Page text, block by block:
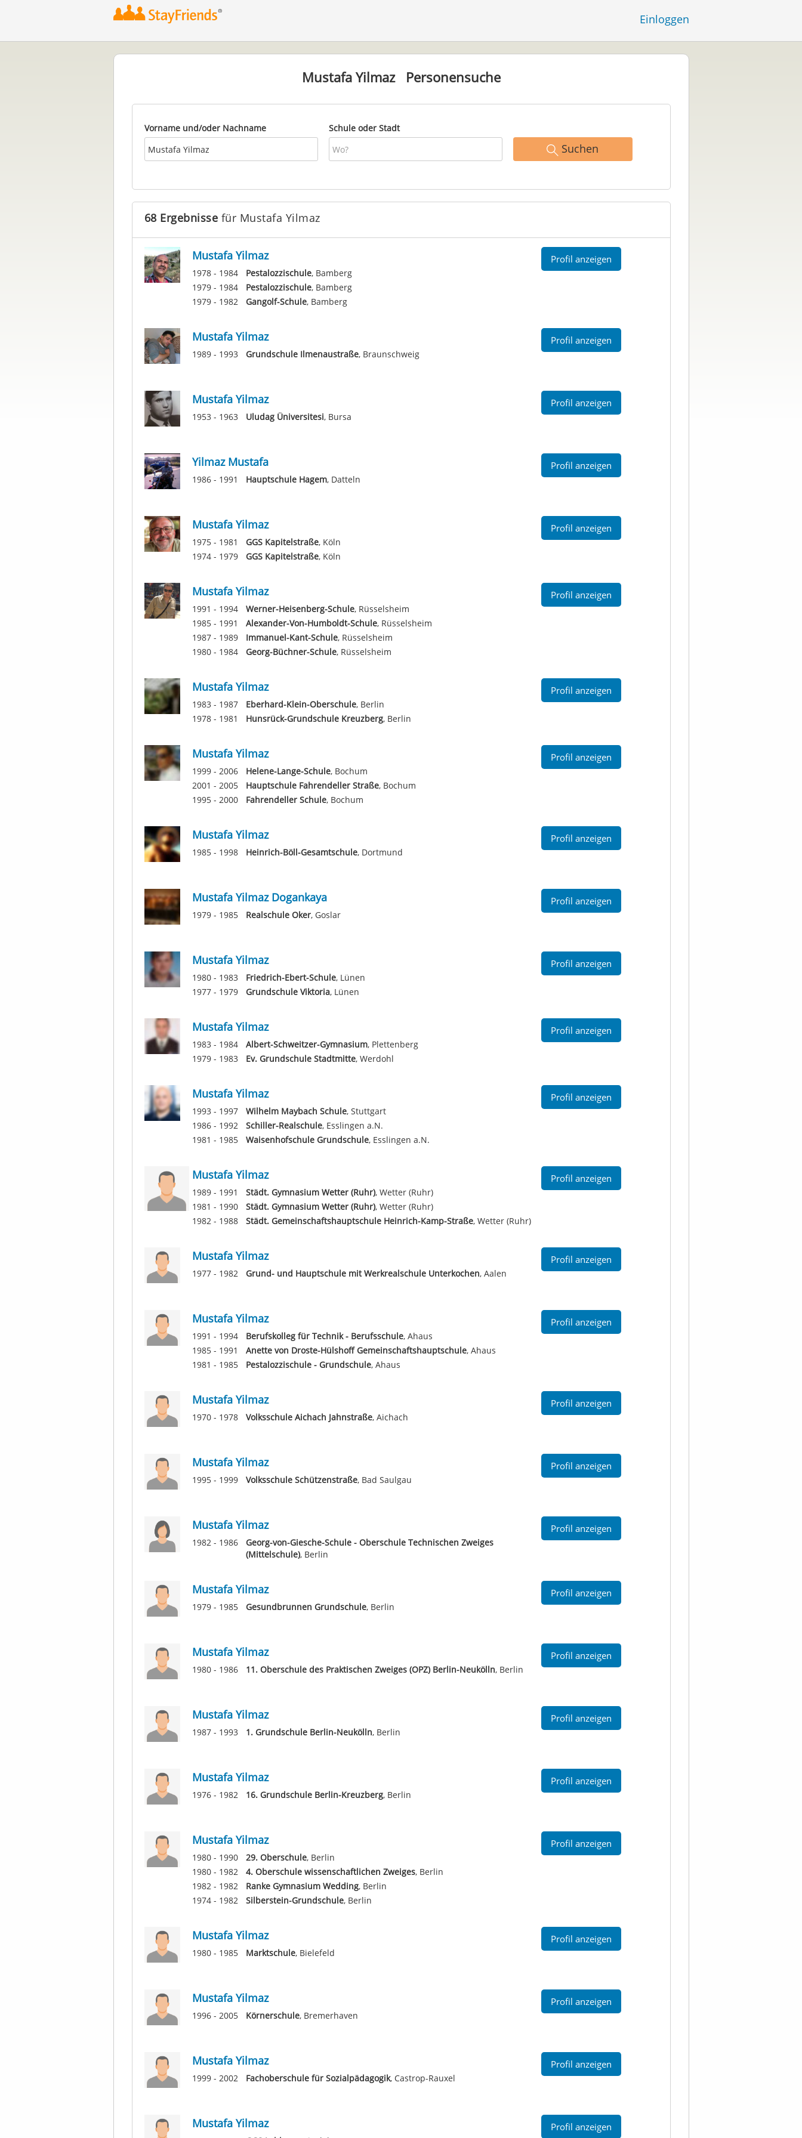
Einloggen
Mustafa YilmazPersonensuche
Vorname und/oder Nachname Schule oder Stadt
Suchen
68 Ergebnisse für Mustafa Yilmaz
Mustafa Yilmaz
1978 - 1984 Pestalozzischule, Bamberg
1979 - 1984
Pestalozzischule, Bamberg
1979 - 1982
Gangolf-Schule, Bamberg
Profil anzeigen
Mustafa Yilmaz
1989 - 1993 Grundschule Ilmenaustraße, Braunschweig
Profil anzeigen
Mustafa Yilmaz
1953 - 1963 Uludag Üniversitesi, Bursa
Profil anzeigen
Yilmaz Mustafa
1986 - 1991 Hauptschule Hagem, Datteln
Profil anzeigen
Mustafa Yilmaz
1975 - 1981 GGS Kapitelstraße, Köln
1974 - 1979
GGS Kapitelstraße, Köln
Profil anzeigen
Mustafa Yilmaz
1991 - 1994 Werner-Heisenberg-Schule, Rüsselsheim
1985 - 1991
Alexander-Von-Humboldt-Schule, Rüsselsheim
1987 - 1989
Immanuel-Kant-Schule, Rüsselsheim
1980 - 1984
Georg-Büchner-Schule, Rüsselsheim
Profil anzeigen
Mustafa Yilmaz
1983 - 1987 Eberhard-Klein-Oberschule, Berlin
1978 - 1981
Hunsrück-Grundschule Kreuzberg, Berlin
Profil anzeigen
Mustafa Yilmaz
1999 - 2006 Helene-Lange-Schule, Bochum
2001 - 2005
Hauptschule Fahrendeller Straße, Bochum
1995 - 2000
Fahrendeller Schule, Bochum
Profil anzeigen
Mustafa Yilmaz
1985 - 1998 Heinrich-Böll-Gesamtschule, Dortmund
Profil anzeigen
Mustafa Yilmaz Dogankaya
1979 - 1985 Realschule Oker, Goslar
Profil anzeigen
Mustafa Yilmaz
1980 - 1983 Friedrich-Ebert-Schule, Lünen
1977 - 1979
Grundschule Viktoria, Lünen
Profil anzeigen
Mustafa Yilmaz
1983 - 1984 Albert-Schweitzer-Gymnasium, Plettenberg
1979 - 1983
Ev. Grundschule Stadtmitte, Werdohl
Profil anzeigen
Mustafa Yilmaz
1993 - 1997 Wilhelm Maybach Schule, Stuttgart
1986 - 1992
Schiller-Realschule, Esslingen a.N.
1981 - 1985
Waisenhofschule Grundschule, Esslingen a.N.
Profil anzeigen
Mustafa Yilmaz
1989 - 1991 Städt. Gymnasium Wetter (Ruhr), Wetter (Ruhr)
1981 - 1990
Städt. Gymnasium Wetter (Ruhr), Wetter (Ruhr)
1982 - 1988
Städt. Gemeinschaftshauptschule Heinrich-Kamp-Straße, Wetter (Ruhr)
Profil anzeigen
Mustafa Yilmaz
1977 - 1982 Grund- und Hauptschule mit Werkrealschule Unterkochen, Aalen
Profil anzeigen
Mustafa Yilmaz
1991 - 1994 Berufskolleg für Technik - Berufsschule, Ahaus
1985 - 1991
Anette von Droste-Hülshoff Gemeinschaftshauptschule, Ahaus
1981 - 1985
Pestalozzischule - Grundschule, Ahaus
Profil anzeigen
Mustafa Yilmaz
1970 - 1978 Volksschule Aichach Jahnstraße, Aichach
Profil anzeigen
Mustafa Yilmaz
1995 - 1999 Volksschule Schützenstraße, Bad Saulgau
Profil anzeigen
Mustafa Yilmaz
1982 - 1986
Georg-von-Giesche-Schule - Oberschule Technischen Zweiges
(Mittelschule), Berlin
Profil anzeigen
Mustafa Yilmaz
1979 - 1985 Gesundbrunnen Grundschule, Berlin
Profil anzeigen
Mustafa Yilmaz
1980 - 1986 11. Oberschule des Praktischen Zweiges (OPZ) Berlin-Neukölln, Berlin
Profil anzeigen
Mustafa Yilmaz
1987 - 1993 1. Grundschule Berlin-Neukölln, Berlin
Profil anzeigen
Mustafa Yilmaz
1976 - 1982 16. Grundschule Berlin-Kreuzberg, Berlin
Profil anzeigen
Mustafa Yilmaz
1980 - 1990 29. Oberschule, Berlin
1980 - 1982
4. Oberschule wissenschaftlichen Zweiges, Berlin
1982 - 1982
Ranke Gymnasium Wedding, Berlin
1974 - 1982
Silberstein-Grundschule, Berlin
Profil anzeigen
Mustafa Yilmaz
1980 - 1985 Marktschule, Bielefeld
Profil anzeigen
Mustafa Yilmaz
1996 - 2005 Körnerschule, Bremerhaven
Profil anzeigen
Mustafa Yilmaz
1999 - 2002 Fachoberschule für Sozialpädagogik, Castrop-Rauxel
Profil anzeigen
Mustafa Yilmaz Profil anzeigen